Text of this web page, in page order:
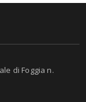
di Foggia n.